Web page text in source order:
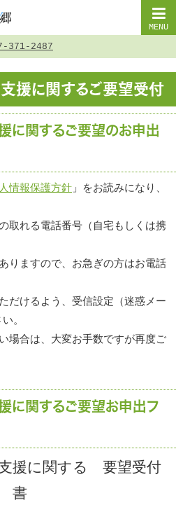
MENU
371-2487
援に関するご要望受付
に関するご要望のお申出
情報保護方針」をお読みになり、
取れる電話番号（自宅もしくは携
りますので、お急ぎの方はお電話
だけるよう、受信設定（迷惑メー
。
場合は、大変お手数ですが再度ご
に関するご要望お申出フ
援に関する 要望受付
書